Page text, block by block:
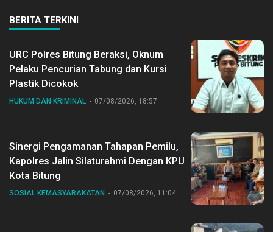
BERITA TERKINI
URC Polres Bitung Beraksi, Oknum
Pelaku Pencurian Tabung dan Kursi
Plastik Dicokok
HUKUM DAN KRIMINAL 07/08/2026, 18:57
Sinergi Pengamanan Tahapan Pemilu,
Kapolres Jalin Silaturahmi Dengan KPU
Kota Bitung
SOSIAL KEMASYARAKATAN 07/08/2026, 11:04